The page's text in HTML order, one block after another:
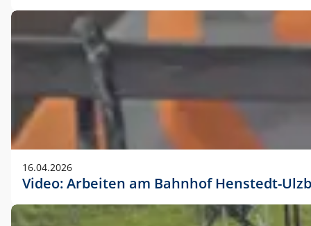
16.04.2026
Video: Arbeiten am Bahnhof Henstedt-